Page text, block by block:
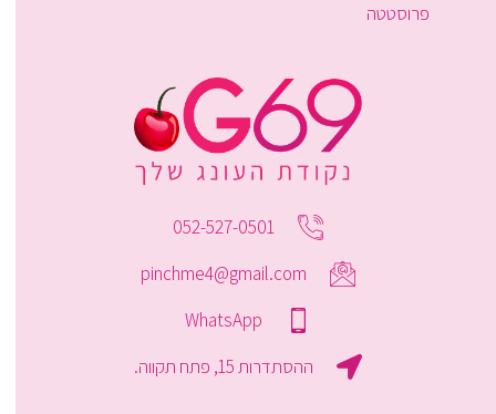
פרוסטטה
052-527-0501
pinchme4@gmail.com
WhatsApp
ההסתדרות 15, פתח תקווה.